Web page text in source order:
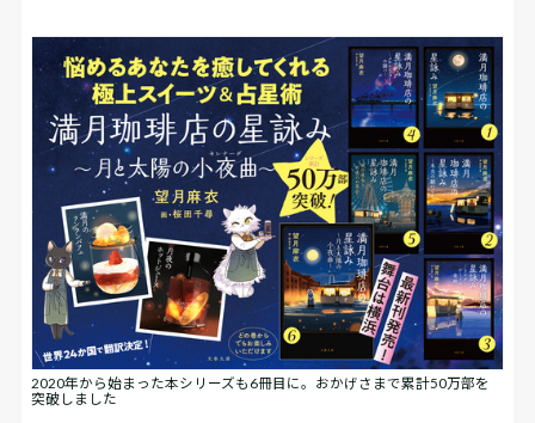
2020年から始まった本シリーズも6冊目に。おかげさまで累計50万部を
突破しました